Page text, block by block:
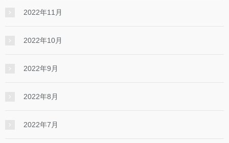
2022年11月
2022年10月
2022年9月
2022年8月
2022年7月